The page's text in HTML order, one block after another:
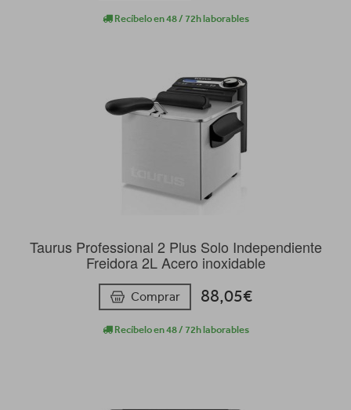
Recíbelo en 48 / 72h laborables
Taurus Professional 2 Plus Solo Independiente
Freidora 2L Acero inoxidable
Comprar 88,05€
Recíbelo en 48 / 72h laborables